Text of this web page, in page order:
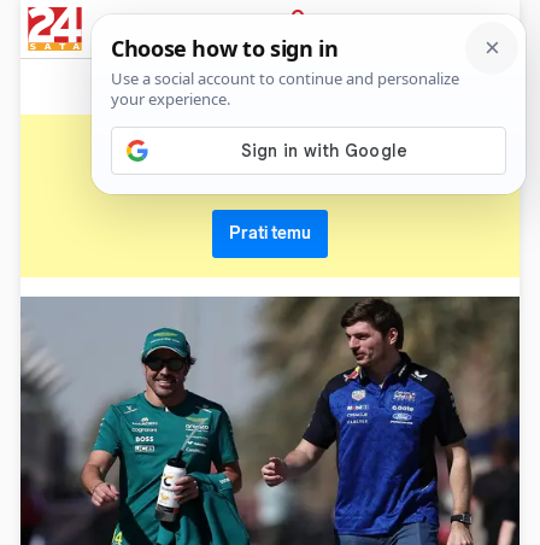
PRIJAVA
News
fernando alonso
Prati temu